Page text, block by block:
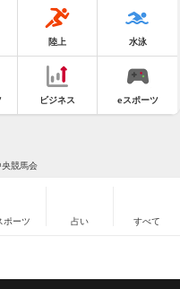
陸上 水泳
ビジネス eスポーツ
競馬会
ポーツ 占い すべて